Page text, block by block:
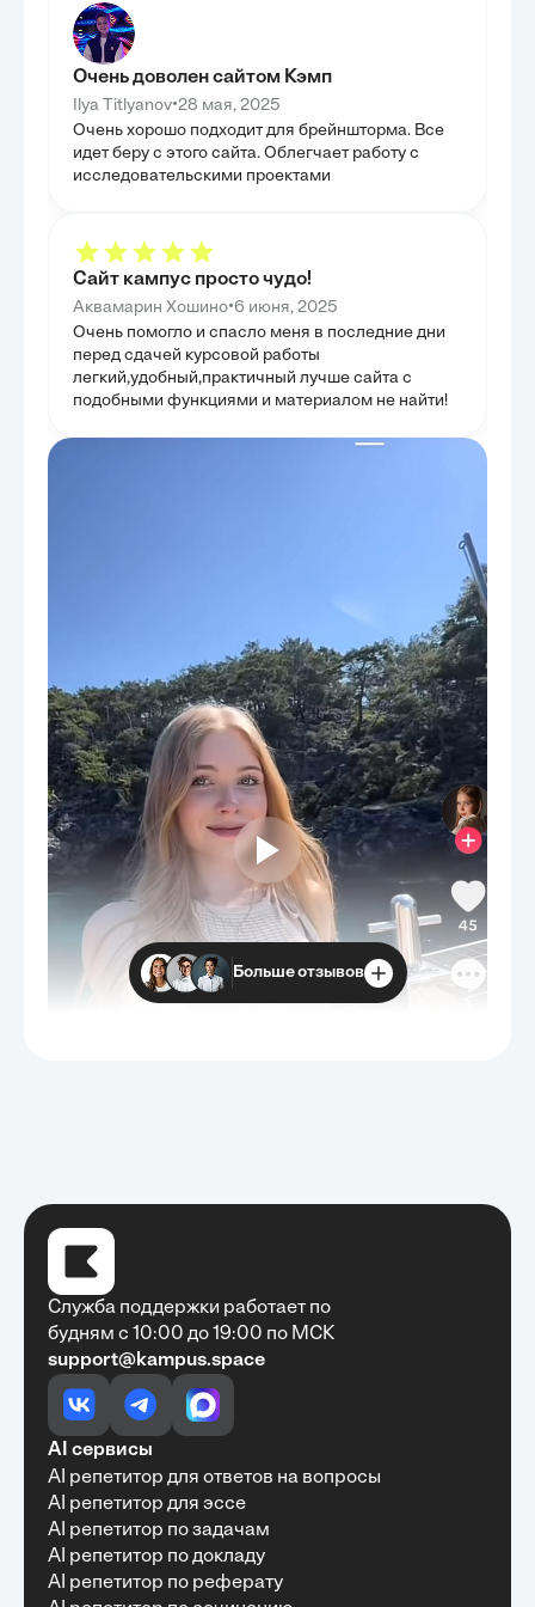
как эти принципы отражали социальные и
политические реалии Московского государства,
способствуя укреплению центральной власти.
Изучение этих аспектов было направлено на
понимание долгосрочных последствий Судебника
образом, глава подвела итог анализу
фундаментальных основ и исторической значимости
Судебника 1497 года.
Очень доволен сайтом Кэмп
Ilya Titlyanov•28 мая, 2025
Очень хорошо подходит для брейншторма. Все
идет беру с этого сайта. Облегчает работу с
исследовательскими проектами
Сайт кампус просто чудо!
Аквамарин Хошино•6 июня, 2025
Очень помогло и спасло меня в последние дни
перед сдачей курсовой работы
легкий,удобный,практичный лучше сайта с
подобными функциями и материалом не найти!
Очень быстро, недорого, качественно,
доступно
Алексей Антонов•27 мая, 2025
Обучение с Кампус Хаб — очень экономит
полезной информации. Рекомендую ...
Рекомендую Кампус АИ всем, кто хочет
Больше отзывов
Служба поддержки работает по
будням с 10:00 до 19:00 по МСК
support@kampus.space
AI сервисы
AI репетитор для ответов на вопросы
AI репетитор для эссе
AI репетитор по задачам
AI репетитор по докладу
AI репетитор по реферату